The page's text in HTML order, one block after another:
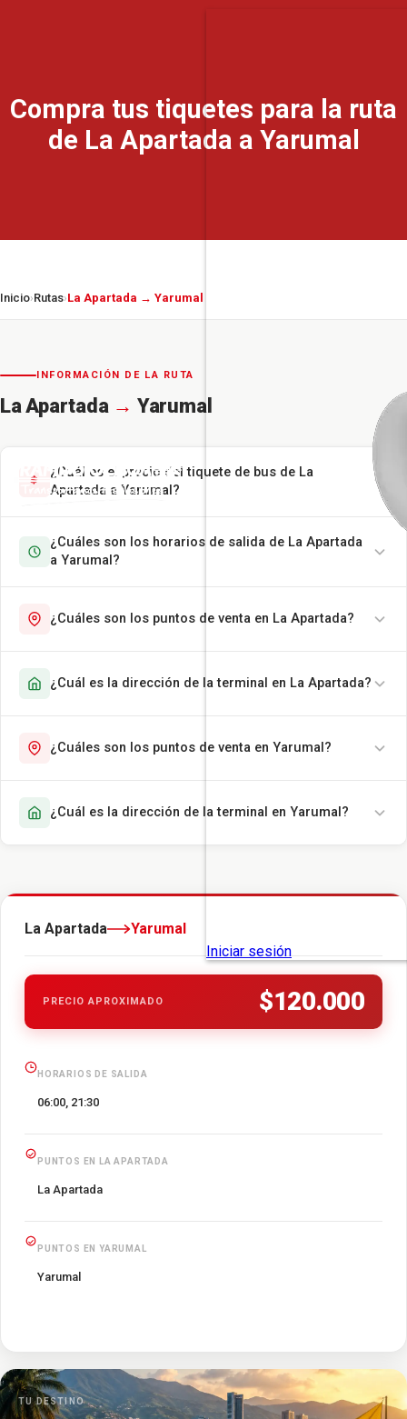
Compra tus tiquetes para la ruta
de La Apartada a Yarumal
Inicio›Rutas›La Apartada → Yarumal
INFORMACIÓN DE LA RUTA
La Apartada → Yarumal
¿Cuál es el precio del tiquete de bus de La
Apartada a Yarumal?
¿Cuáles son los horarios de salida de La Apartada
a Yarumal?
¿Cuáles son los puntos de venta en La Apartada?
¿Cuál es la dirección de la terminal en La Apartada?
¿Cuáles son los puntos de venta en Yarumal?
¿Cuál es la dirección de la terminal en Yarumal?
La Apartada Yarumal
PRECIO APROXIMADO $120.000
HORARIOS DE SALIDA
06:00, 21:30
PUNTOS EN LA APARTADA
La Apartada
PUNTOS EN YARUMAL
Yarumal
TU DESTINO